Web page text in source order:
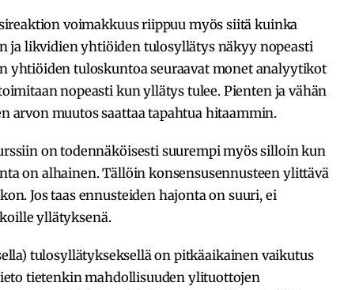
voimakkuus riippuu myös siitä kuinka
ja likvidien yhtiöiden tulosyllätys näkyy nopeasti
yhtiöiden tuloskuntoa seuraavat monet analyytikot
nopeasti kun yllätys tulee. Pienten ja vähän
arvon muutos saattaa tapahtua hitaammin.
on todennäköisesti suurempi myös silloin kun
on alhainen. Tällöin konsensusennusteen ylittävä
Jos taas ennusteiden hajonta on suuri, ei
yllätyksenä.
tulosyllätykseksellä on pitkäaikainen vaikutus
tietenkin mahdollisuuden ylituottojen